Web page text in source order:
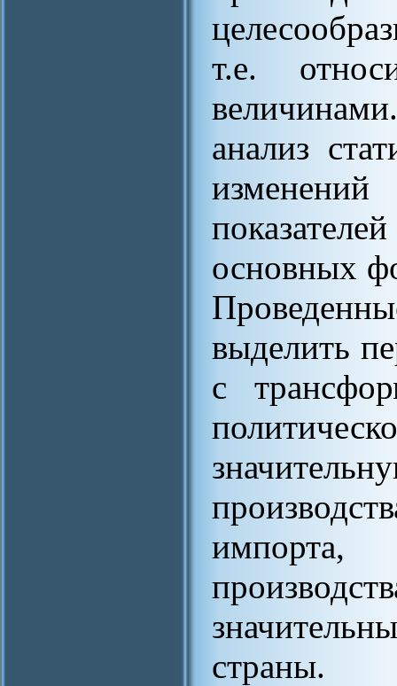
т.е.
анализ
основных
выделить
с
страны.